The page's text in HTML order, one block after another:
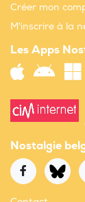
Créer mon
M'inscrire à la
Les Apps
Nostalgie